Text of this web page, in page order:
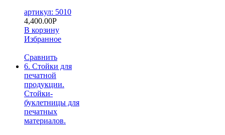
артикул: 5010
4,400.00Р
В корзину
Избранное
Сравнить
6. Стойки для
печатной
продукции.
Стойки-
буклетницы для
печатных
материалов.